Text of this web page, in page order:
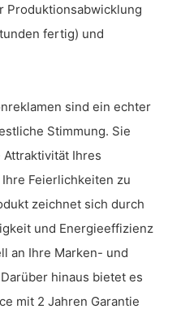
Produktionsabwicklung
fertig) und
sind ein echter
Stimmung. Sie
Ihres
Feierlichkeiten zu
zeichnet sich durch
und Energieeffizienz
an Ihre Marken- und
hinaus bietet es
mit 2 Jahren Garantie